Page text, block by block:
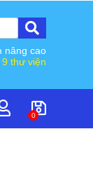
nâng cao
thư viện
0